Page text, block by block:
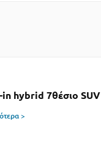
hybrid 7θέσιο
>